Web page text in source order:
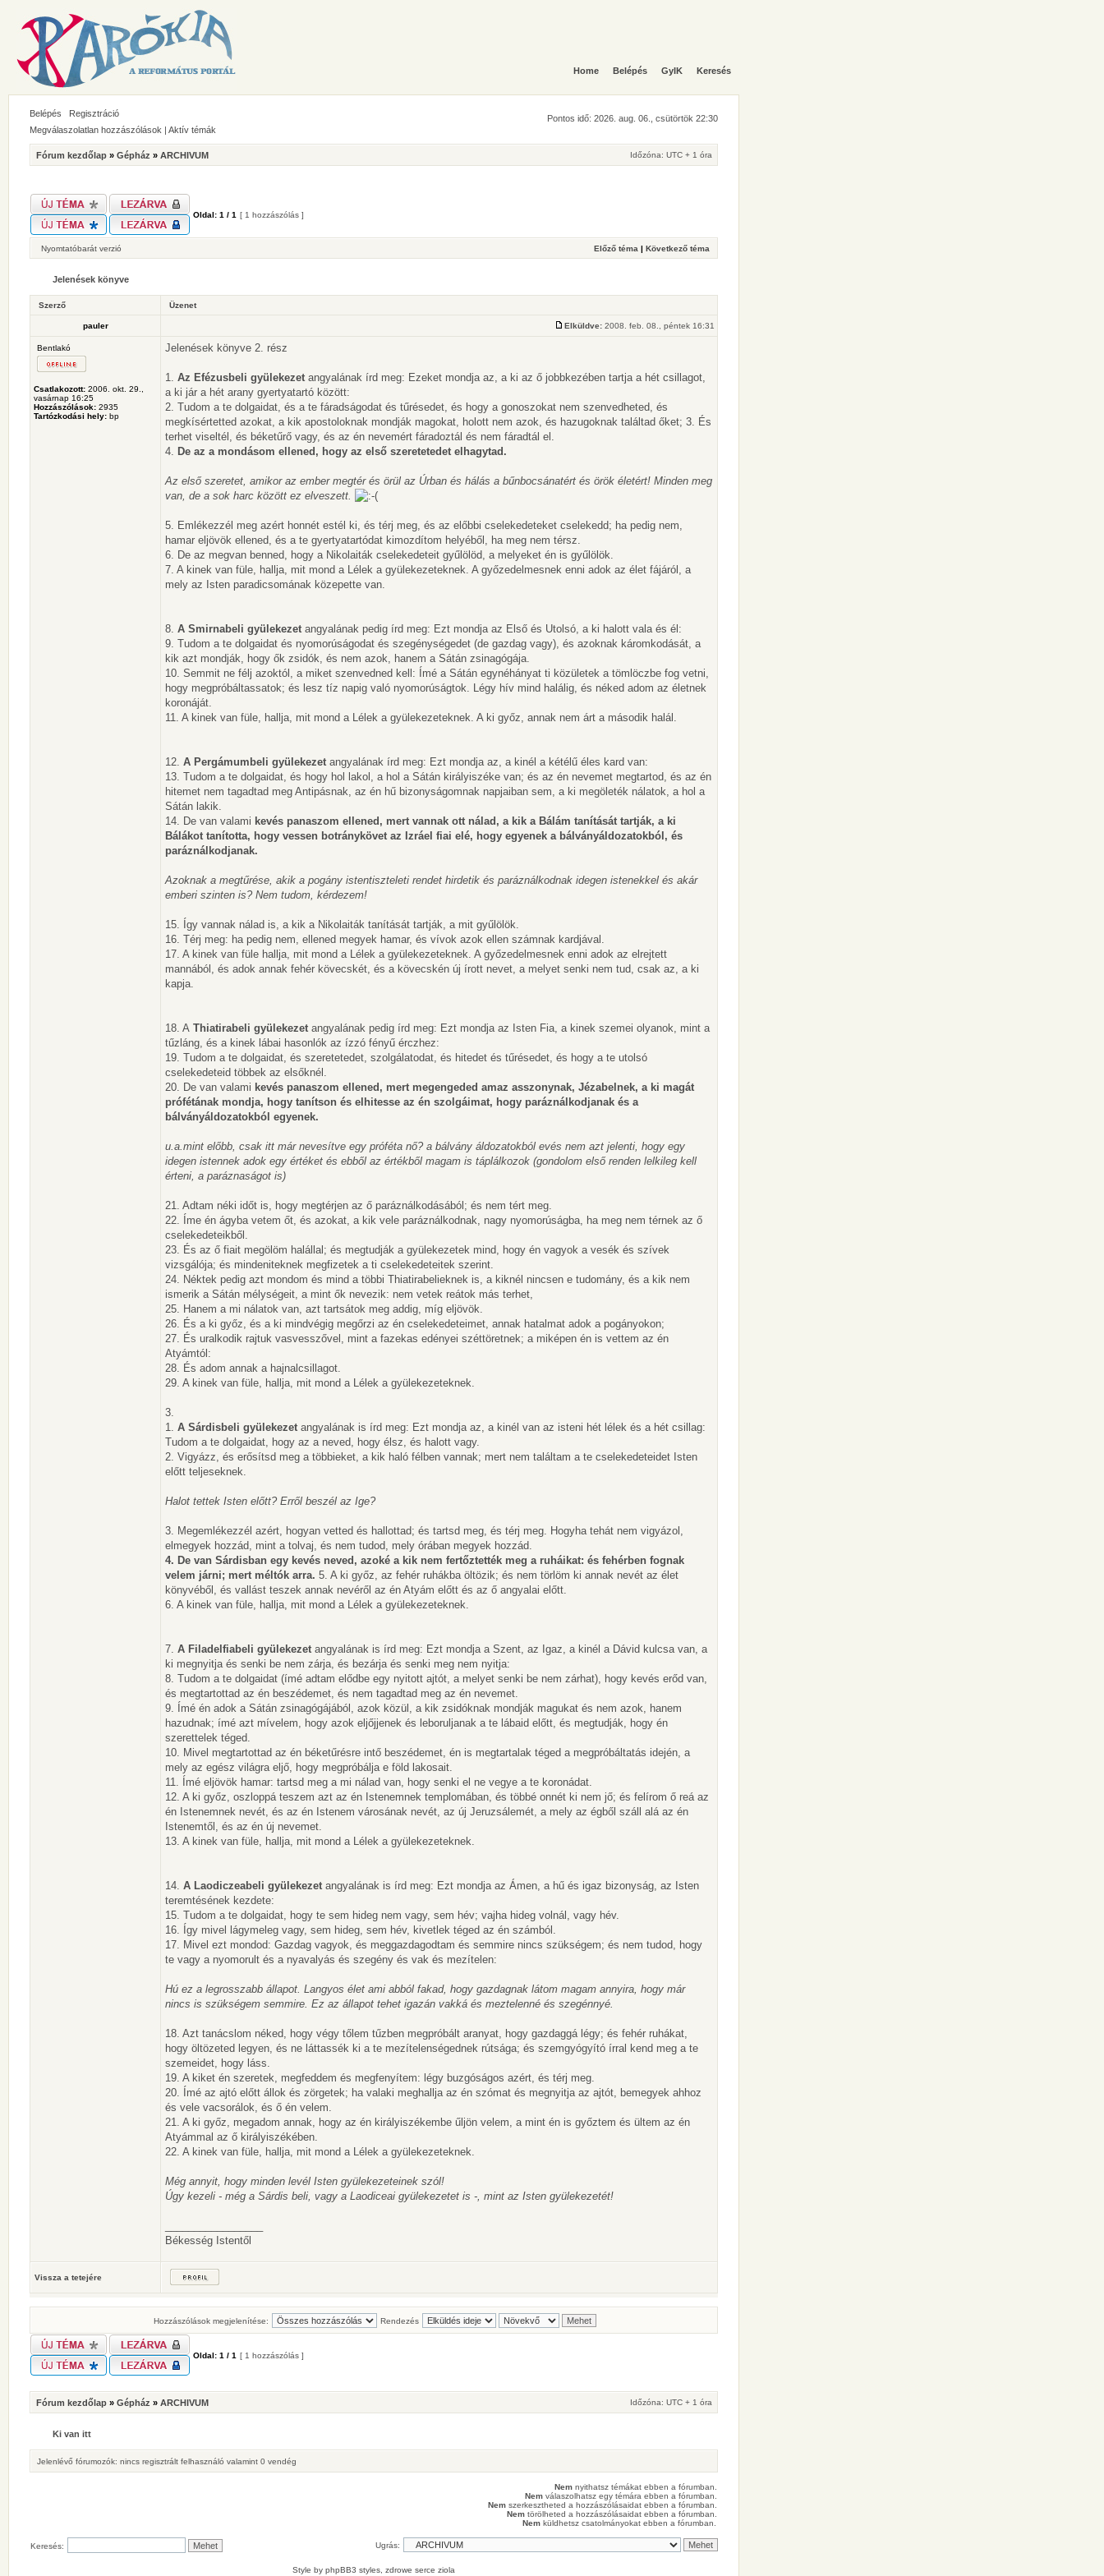
Home Belépés GyIK Keresés
Belépés Regisztráció
Pontos idő: 2026. aug. 06., csütörtök 22:30
Megválaszolatlan hozzászólások | Aktív témák
Fórum kezdőlap » Gépház » ARCHIVUM Időzóna: UTC + 1 óra
Oldal: 1 / 1 [ 1 hozzászólás ]
Nyomtatóbarát verzió Előző téma | Következő téma
Jelenések könyve
Szerző Üzenet
pauler Elküldve: 2008. feb. 08., péntek 16:31
Bentlakó
Csatlakozott: 2006. okt. 29.,
vasárnap 16:25
Hozzászólások: 2935
Tartózkodási hely: bp
Jelenések könyve 2. rész
1. Az Efézusbeli gyülekezet angyalának írd meg: Ezeket mondja az, a ki az ő jobbkezében tartja a hét csillagot,
a ki jár a hét arany gyertyatartó között:
2. Tudom a te dolgaidat, és a te fáradságodat és tűrésedet, és hogy a gonoszokat nem szenvedheted, és
megkísértetted azokat, a kik apostoloknak mondják magokat, holott nem azok, és hazugoknak találtad őket; 3. És
terhet viseltél, és béketűrő vagy, és az én nevemért fáradoztál és nem fáradtál el.
4. De az a mondásom ellened, hogy az első szeretetedet elhagytad.
Az első szeretet, amikor az ember megtér és örül az Úrban és hálás a bűnbocsánatért és örök életért! Minden meg
van, de a sok harc között ez elveszett.
5. Emlékezzél meg azért honnét estél ki, és térj meg, és az előbbi cselekedeteket cselekedd; ha pedig nem,
hamar eljövök ellened, és a te gyertyatartódat kimozdítom helyéből, ha meg nem térsz.
6. De az megvan benned, hogy a Nikolaiták cselekedeteit gyűlölöd, a melyeket én is gyűlölök.
7. A kinek van füle, hallja, mit mond a Lélek a gyülekezeteknek. A győzedelmesnek enni adok az élet fájáról, a
mely az Isten paradicsomának közepette van.
8. A Smirnabeli gyülekezet angyalának pedig írd meg: Ezt mondja az Első és Utolsó, a ki halott vala és él:
9. Tudom a te dolgaidat és nyomorúságodat és szegénységedet (de gazdag vagy), és azoknak káromkodását, a
kik azt mondják, hogy ők zsidók, és nem azok, hanem a Sátán zsinagógája.
10. Semmit ne félj azoktól, a miket szenvedned kell: Ímé a Sátán egynéhányat ti közületek a tömlöczbe fog vetni,
hogy megpróbáltassatok; és lesz tíz napig való nyomorúságtok. Légy hív mind halálig, és néked adom az életnek
koronáját.
11. A kinek van füle, hallja, mit mond a Lélek a gyülekezeteknek. A ki győz, annak nem árt a második halál.
12. A Pergámumbeli gyülekezet angyalának írd meg: Ezt mondja az, a kinél a kétélű éles kard van:
13. Tudom a te dolgaidat, és hogy hol lakol, a hol a Sátán királyiszéke van; és az én nevemet megtartod, és az én
hitemet nem tagadtad meg Antipásnak, az én hű bizonyságomnak napjaiban sem, a ki megöleték nálatok, a hol a
Sátán lakik.
14. De van valami kevés panaszom ellened, mert vannak ott nálad, a kik a Bálám tanítását tartják, a ki
Bálákot tanította, hogy vessen botránykövet az Izráel fiai elé, hogy egyenek a bálványáldozatokból, és
paráználkodjanak.
Azoknak a megtűrése, akik a pogány istentiszteleti rendet hirdetik és paráználkodnak idegen istenekkel és akár
emberi szinten is? Nem tudom, kérdezem!
15. Így vannak nálad is, a kik a Nikolaiták tanítását tartják, a mit gyűlölök.
16. Térj meg: ha pedig nem, ellened megyek hamar, és vívok azok ellen számnak kardjával.
17. A kinek van füle hallja, mit mond a Lélek a gyülekezeteknek. A győzedelmesnek enni adok az elrejtett
mannából, és adok annak fehér kövecskét, és a kövecskén új írott nevet, a melyet senki nem tud, csak az, a ki
kapja.
18. A Thiatirabeli gyülekezet angyalának pedig írd meg: Ezt mondja az Isten Fia, a kinek szemei olyanok, mint a
tűzláng, és a kinek lábai hasonlók az ízzó fényű érczhez:
19. Tudom a te dolgaidat, és szeretetedet, szolgálatodat, és hitedet és tűrésedet, és hogy a te utolsó
cselekedeteid többek az elsőknél.
20. De van valami kevés panaszom ellened, mert megengeded amaz asszonynak, Jézabelnek, a ki magát
prófétának mondja, hogy tanítson és elhitesse az én szolgáimat, hogy paráználkodjanak és a
bálványáldozatokból egyenek.
u.a.mint előbb, csak itt már nevesítve egy próféta nő? a bálvány áldozatokból evés nem azt jelenti, hogy egy
idegen istennek adok egy értéket és ebből az értékből magam is táplálkozok (gondolom első renden lelkileg kell
érteni, a paráznaságot is)
21. Adtam néki időt is, hogy megtérjen az ő paráználkodásából; és nem tért meg.
22. Íme én ágyba vetem őt, és azokat, a kik vele paráználkodnak, nagy nyomorúságba, ha meg nem térnek az ő
cselekedeteikből.
23. És az ő fiait megölöm halállal; és megtudják a gyülekezetek mind, hogy én vagyok a vesék és szívek
vizsgálója; és mindeniteknek megfizetek a ti cselekedeteitek szerint.
24. Néktek pedig azt mondom és mind a többi Thiatirabelieknek is, a kiknél nincsen e tudomány, és a kik nem
ismerik a Sátán mélységeit, a mint ők nevezik: nem vetek reátok más terhet,
25. Hanem a mi nálatok van, azt tartsátok meg addig, míg eljövök.
26. És a ki győz, és a ki mindvégig megőrzi az én cselekedeteimet, annak hatalmat adok a pogányokon;
27. És uralkodik rajtuk vasvesszővel, mint a fazekas edényei széttöretnek; a miképen én is vettem az én
Atyámtól:
28. És adom annak a hajnalcsillagot.
29. A kinek van füle, hallja, mit mond a Lélek a gyülekezeteknek.
3.
1. A Sárdisbeli gyülekezet angyalának is írd meg: Ezt mondja az, a kinél van az isteni hét lélek és a hét csillag:
Tudom a te dolgaidat, hogy az a neved, hogy élsz, és halott vagy.
2. Vigyázz, és erősítsd meg a többieket, a kik haló félben vannak; mert nem találtam a te cselekedeteidet Isten
előtt teljeseknek.
Halot tettek Isten előtt? Erről beszél az Ige?
3. Megemlékezzél azért, hogyan vetted és hallottad; és tartsd meg, és térj meg. Hogyha tehát nem vigyázol,
elmegyek hozzád, mint a tolvaj, és nem tudod, mely órában megyek hozzád.
4. De van Sárdisban egy kevés neved, azoké a kik nem fertőztették meg a ruháikat: és fehérben fognak
velem járni; mert méltók arra. 5. A ki győz, az fehér ruhákba öltözik; és nem törlöm ki annak nevét az élet
könyvéből, és vallást teszek annak nevéről az én Atyám előtt és az ő angyalai előtt.
6. A kinek van füle, hallja, mit mond a Lélek a gyülekezeteknek.
7. A Filadelfiabeli gyülekezet angyalának is írd meg: Ezt mondja a Szent, az Igaz, a kinél a Dávid kulcsa van, a
ki megnyitja és senki be nem zárja, és bezárja és senki meg nem nyitja:
8. Tudom a te dolgaidat (ímé adtam elődbe egy nyitott ajtót, a melyet senki be nem zárhat), hogy kevés erőd van,
és megtartottad az én beszédemet, és nem tagadtad meg az én nevemet.
9. Ímé én adok a Sátán zsinagógájából, azok közül, a kik zsidóknak mondják magukat és nem azok, hanem
hazudnak; ímé azt mívelem, hogy azok eljőjjenek és leboruljanak a te lábaid előtt, és megtudják, hogy én
szerettelek téged.
10. Mivel megtartottad az én béketűrésre intő beszédemet, én is megtartalak téged a megpróbáltatás idején, a
mely az egész világra eljő, hogy megpróbálja e föld lakosait.
11. Ímé eljövök hamar: tartsd meg a mi nálad van, hogy senki el ne vegye a te koronádat.
12. A ki győz, oszloppá teszem azt az én Istenemnek templomában, és többé onnét ki nem jő; és felírom ő reá az
én Istenemnek nevét, és az én Istenem városának nevét, az új Jeruzsálemét, a mely az égből száll alá az én
Istenemtől, és az én új nevemet.
13. A kinek van füle, hallja, mit mond a Lélek a gyülekezeteknek.
14. A Laodiczeabeli gyülekezet angyalának is írd meg: Ezt mondja az Ámen, a hű és igaz bizonyság, az Isten
teremtésének kezdete:
15. Tudom a te dolgaidat, hogy te sem hideg nem vagy, sem hév; vajha hideg volnál, vagy hév.
16. Így mivel lágymeleg vagy, sem hideg, sem hév, kivetlek téged az én számból.
17. Mivel ezt mondod: Gazdag vagyok, és meggazdagodtam és semmire nincs szükségem; és nem tudod, hogy
te vagy a nyomorult és a nyavalyás és szegény és vak és mezítelen:
Hú ez a legrosszabb állapot. Langyos élet ami abból fakad, hogy gazdagnak látom magam annyira, hogy már
nincs is szükségem semmire. Ez az állapot tehet igazán vakká és meztelenné és szegénnyé.
18. Azt tanácslom néked, hogy végy tőlem tűzben megpróbált aranyat, hogy gazdaggá légy; és fehér ruhákat,
hogy öltözeted legyen, és ne láttassék ki a te mezítelenségednek rútsága; és szemgyógyító írral kend meg a te
szemeidet, hogy láss.
19. A kiket én szeretek, megfeddem és megfenyítem: légy buzgóságos azért, és térj meg.
20. Ímé az ajtó előtt állok és zörgetek; ha valaki meghallja az én szómat és megnyitja az ajtót, bemegyek ahhoz
és vele vacsorálok, és ő én velem.
21. A ki győz, megadom annak, hogy az én királyiszékembe űljön velem, a mint én is győztem és ültem az én
Atyámmal az ő királyiszékében.
22. A kinek van füle, hallja, mit mond a Lélek a gyülekezeteknek.
Még annyit, hogy minden levél Isten gyülekezeteinek szól!
Úgy kezeli - még a Sárdis beli, vagy a Laodiceai gyülekezetet is -, mint az Isten gyülekezetét!
Békesség Istentől
Vissza a tetejére
Hozzászólások megjelenítése: Rendezés
Oldal: 1 / 1 [ 1 hozzászólás ]
Fórum kezdőlap » Gépház » ARCHIVUM Időzóna: UTC + 1 óra
Ki van itt
Jelenlévő fórumozók: nincs regisztrált felhasználó valamint 0 vendég
Nem nyithatsz témákat ebben a fórumban.
Nem válaszolhatsz egy témára ebben a fórumban.
Nem szerkesztheted a hozzászólásaidat ebben a fórumban.
Nem törölheted a hozzászólásaidat ebben a fórumban.
Nem küldhetsz csatolmányokat ebben a fórumban.
Keresés: Ugrás:
Style by phpBB3 styles , zdrowe serce ziola